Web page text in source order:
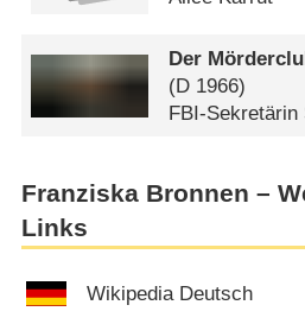
Der
(D 1966)
FBI-Sekretärin
Franziska Bronnen –
Links
Wikipedia Deutsch